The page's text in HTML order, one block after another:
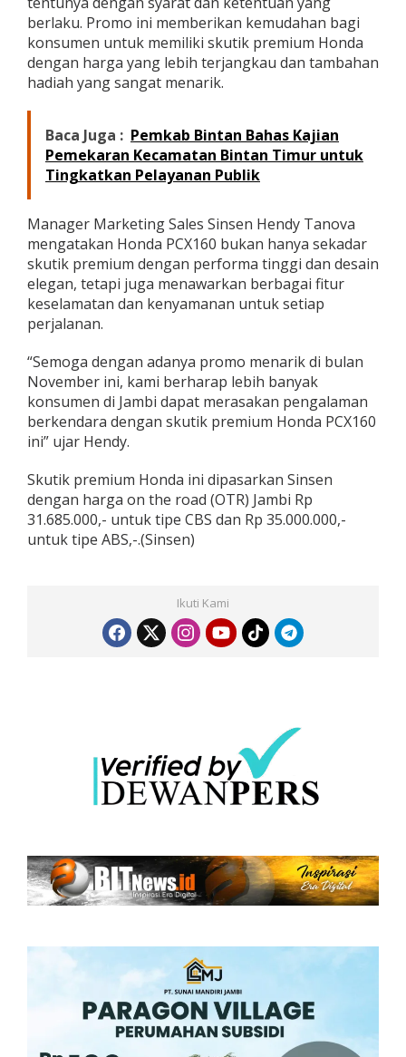
berlaku. Promo ini memberikan kemudahan bagi
konsumen untuk memiliki skutik premium Honda
dengan harga yang lebih terjangkau dan tambahan
hadiah yang sangat menarik.
Baca Juga : Pemkab Bintan Bahas Kajian
Pemekaran Kecamatan Bintan Timur untuk
Tingkatkan Pelayanan Publik
Manager Marketing Sales Sinsen Hendy Tanova
mengatakan Honda PCX160 bukan hanya sekadar
skutik premium dengan performa tinggi dan desain
elegan, tetapi juga menawarkan berbagai fitur
keselamatan dan kenyamanan untuk setiap
perjalanan.
“Semoga dengan adanya promo menarik di bulan
November ini, kami berharap lebih banyak
konsumen di Jambi dapat merasakan pengalaman
berkendara dengan skutik premium Honda PCX160
ini” ujar Hendy.
Skutik premium Honda ini dipasarkan Sinsen
dengan harga on the road (OTR) Jambi Rp
31.685.000,- untuk tipe CBS dan Rp 35.000.000,-
untuk tipe ABS,-.(Sinsen)
Ikuti Kami